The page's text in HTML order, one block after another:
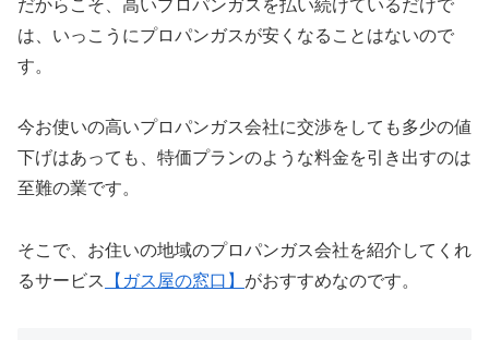
だからこそ、高いプロパンガスを払い続けているだけで
は、いっこうにプロパンガスが安くなることはないので
す。
今お使いの高いプロパンガス会社に交渉をしても多少の値
下げはあっても、特価プランのような料金を引き出すのは
至難の業です。
そこで、お住いの地域のプロパンガス会社を紹介してくれ
るサービス
【ガス屋の窓口】 がおすすめなのです。